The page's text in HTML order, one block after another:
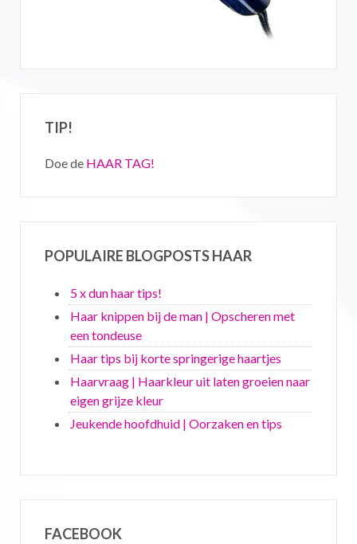
TIP!
Doe de HAAR TAG!
POPULAIRE BLOGPOSTS HAAR
5 x dun haar tips!
Haar knippen bij de man | Opscheren met
een tondeuse
Haar tips bij korte springerige haartjes
Haarvraag | Haarkleur uit laten groeien naar
eigen grijze kleur
Jeukende hoofdhuid | Oorzaken en tips
FACEBOOK